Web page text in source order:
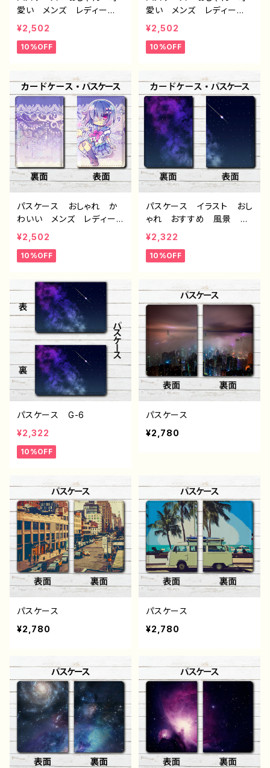
愛い メンズ レディー
ス イラスト ゆるかわ
動物 魚 モンスター ク
リーチャー シンプル 個
ー 絵師 オリジナル デ
ザイン グッズ タイトル：
【月蝕ざっか店／DailyMoo
n】ゆるいおさかな 作：白
夜ゆう G-6
¥2,502
10%OFF
愛い メンズ レディー
ス イラスト ゆるかわ
モンスター クリーチャ
ー シンプル 個性的 お
師 オリジナル デザイ
ン グッズ タイトル：【月
蝕ざっか店／DailyMoon】
名状しがたいなにか 作：
白夜ゆう G-6
¥2,502
10%OFF
パスケース おしゃれ か
わいい メンズ レディー
ス 可愛い女の子 イラス
ト ゆめかわ 夢かわい
い 病みかわいい 個性
ストレーター クリエイタ
ー 絵師 オリジナル デ
ザイン グッズ タイトル：
【月蝕ざっか店】＜dolls＞
ユメミル 作：白夜ゆう G
¥2,502
10%OFF
パスケース イラスト おし
ゃれ おすすめ 風景 綺
麗 美しい 景色 メン
ズ レディース 人気 個
性的 クリエイター イラ
¥2,322
10%OFF
パスケース G-6
¥2,322
10%OFF
パスケース
¥2,780
パスケース
¥2,780
パスケース
¥2,780